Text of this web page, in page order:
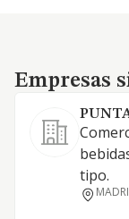
Empresas
Empresas
tipo.